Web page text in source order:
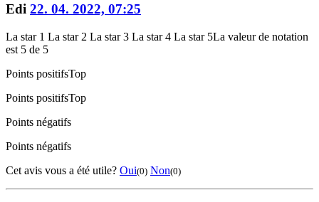
Edi 22. 04. 2022, 07:25
La star 1 La star 2 La star 3 La star 4 La star 5La valeur de notation
est 5 de 5
Points positifsTop
Points positifsTop
Points négatifs
Points négatifs
Cet avis vous a été utile? Oui(0) Non(0)